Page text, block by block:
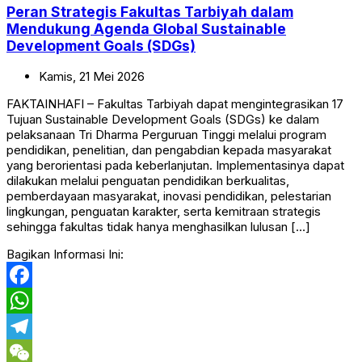
Peran Strategis Fakultas Tarbiyah dalam
Mendukung Agenda Global Sustainable
Development Goals (SDGs)
Kamis, 21 Mei 2026
FAKTAINHAFI – Fakultas Tarbiyah dapat mengintegrasikan 17
Tujuan Sustainable Development Goals (SDGs) ke dalam
pelaksanaan Tri Dharma Perguruan Tinggi melalui program
pendidikan, penelitian, dan pengabdian kepada masyarakat
yang berorientasi pada keberlanjutan. Implementasinya dapat
dilakukan melalui penguatan pendidikan berkualitas,
pemberdayaan masyarakat, inovasi pendidikan, pelestarian
lingkungan, penguatan karakter, serta kemitraan strategis
sehingga fakultas tidak hanya menghasilkan lulusan […]
Bagikan Informasi Ini:
Facebook
WhatsApp
Telegram